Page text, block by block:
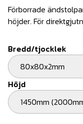
Förborrade
höjder. För
Bredd/tjocklek
80x80x2mm
Höjd
1450mm